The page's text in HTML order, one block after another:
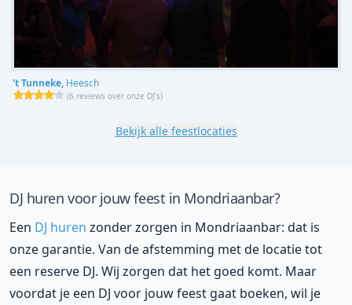
't Tunneke, Heesch
(6 reviews over onze DJ's)
Bekijk alle feestlocaties
DJ huren voor jouw feest in Mondriaanbar?
Een DJ huren zonder zorgen in Mondriaanbar: dat is
onze garantie. Van de afstemming met de locatie tot
een reserve DJ. Wij zorgen dat het goed komt. Maar
voordat je een DJ voor jouw feest gaat boeken, wil je